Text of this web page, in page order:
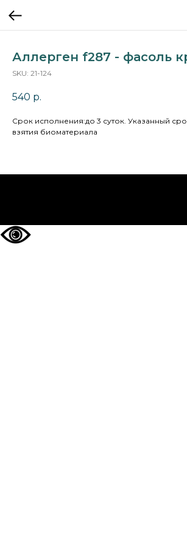
Аллерген f287 - фасоль
SKU: 21-124
540 р.
Cрок исполнения:до 3 суток. Указанный
взятия биоматериала